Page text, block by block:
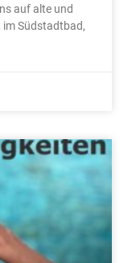
auf alte und
im Südstadtbad,